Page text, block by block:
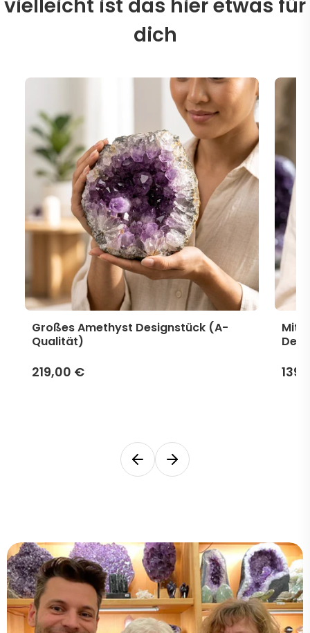
vielleicht ist das hier etwas für
dich
Großes Amethyst Designstück (A-
Qualität)
219,00 €